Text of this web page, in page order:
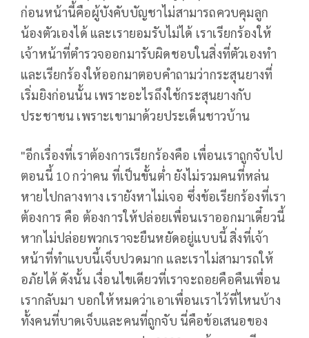
ก่อนหน้านี้คือผู้บังคับบัญชาไม่สามารถควบคุมลูก
น้องตัวเองได้ และเรายอมรับไม่ได้ เราเรียกร้องให้
เจ้าหน้าที่ตำรวจออกมารับผิดชอบในสิ่งที่ตัวเองทำ
และเรียกร้องให้ออกมาตอบคำถามว่ากระสุนยางที่
เริ่มยิงก่อนนั้น เพราะอะไรถึงใช้กระสุนยางกับ
ประชาชน เพราะเขามาด้วยประเด็นชาวบ้าน
"อีกเรื่องที่เราต้องการเรียกร้องคือ เพื่อนเราถูกจับไป
ตอนนี้ 10 กว่าคน ที่เป็นขั้นต่ำ ยังไม่รวมคนที่หล่น
หายไปกลางทาง เรายังหาไม่เจอ ซึ่งข้อเรียกร้องที่เรา
ต้องการ คือ ต้องการให้ปล่อยเพื่อนเราออกมาเดี๋ยวนี้
หากไม่ปล่อยพวกเราจะยืนหยัดอยู่แบบนี้ สิ่งที่เจ้า
หน้าที่ทำแบบนี้เจ็บปวดมาก และเราไม่สามารถให้
อภัยได้ ดังนั้น เงื่อนไขเดียวที่เราจะถอยคือคืนเพื่อน
เรากลับมา บอกให้หมดว่าเอาเพื่อนเราไว้ที่ไหนบ้าง
ทั้งคนที่บาดเจ็บและคนที่ถูกจับ นี่คือข้อเสนอของ